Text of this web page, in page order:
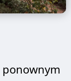
ponownym